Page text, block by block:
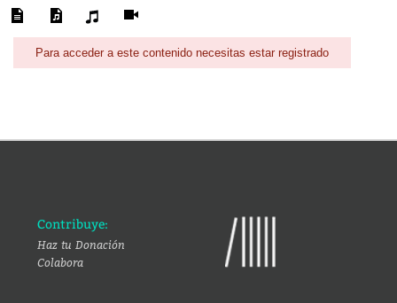
Para acceder a este contenido necesitas estar registrado
Contribuye:
Haz tu Donación
Colabora